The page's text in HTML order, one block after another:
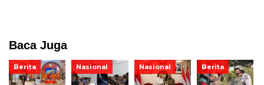
Baca Juga
Berita Nasional Nasional Berita